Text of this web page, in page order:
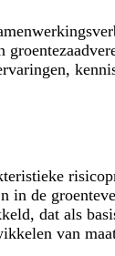
in de
dat als
van